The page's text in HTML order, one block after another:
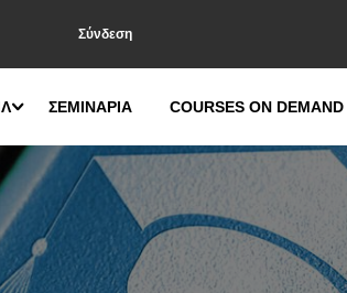
Σύνδεση
ΣΕΜΙΝΑΡΙΑ COURSES ON DEMAND